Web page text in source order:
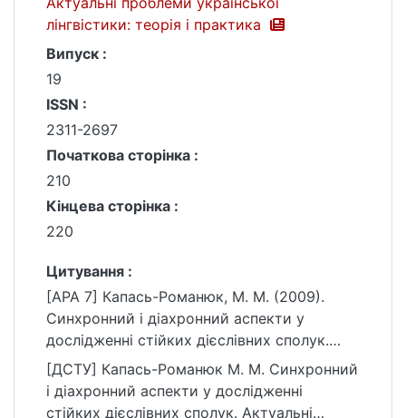
лінгвістики: теорія і практика
Випуск :
19
ISSN :
2311-2697
Початкова сторінка :
210
Кінцева сторінка :
220
Цитування :
[APA 7] Капась-Романюк, М. М. (2009).
Синхронний і діахронний аспекти у
дослідженні стійких дієслівних сполук.
Актуальні проблеми української
лінгвістики: теорія і практика, (19), 210–
220.
[ДСТУ] Капась-Романюк М. М. Синхронний
і діахронний аспекти у дослідженні
стійких дієслівних сполук. Актуальні